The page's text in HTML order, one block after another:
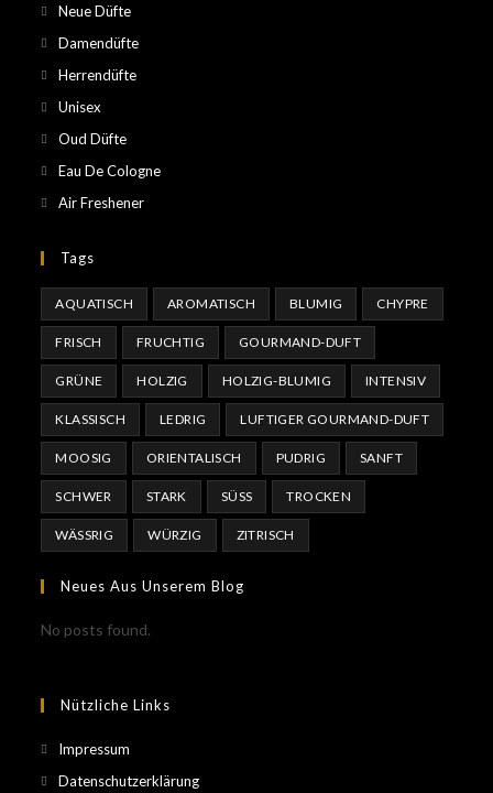
Neue Düfte
Damendüfte
Herrendüfte
Unisex
Oud Düfte
Eau De Cologne
Air Freshener
Tags
AQUATISCH AROMATISCH BLUMIG CHYPRE
FRISCH FRUCHTIG GOURMAND-DUFT
GRÜNE HOLZIG HOLZIG-BLUMIG INTENSIV
KLASSISCH LEDRIG LUFTIGER GOURMAND-DUFT
MOOSIG ORIENTALISCH PUDRIG SANFT
SCHWER STARK SÜSS TROCKEN
WÄSSRIG WÜRZIG ZITRISCH
Neues Aus Unserem Blog
No posts found.
Nützliche Links
Impressum
Datenschutzerklärung